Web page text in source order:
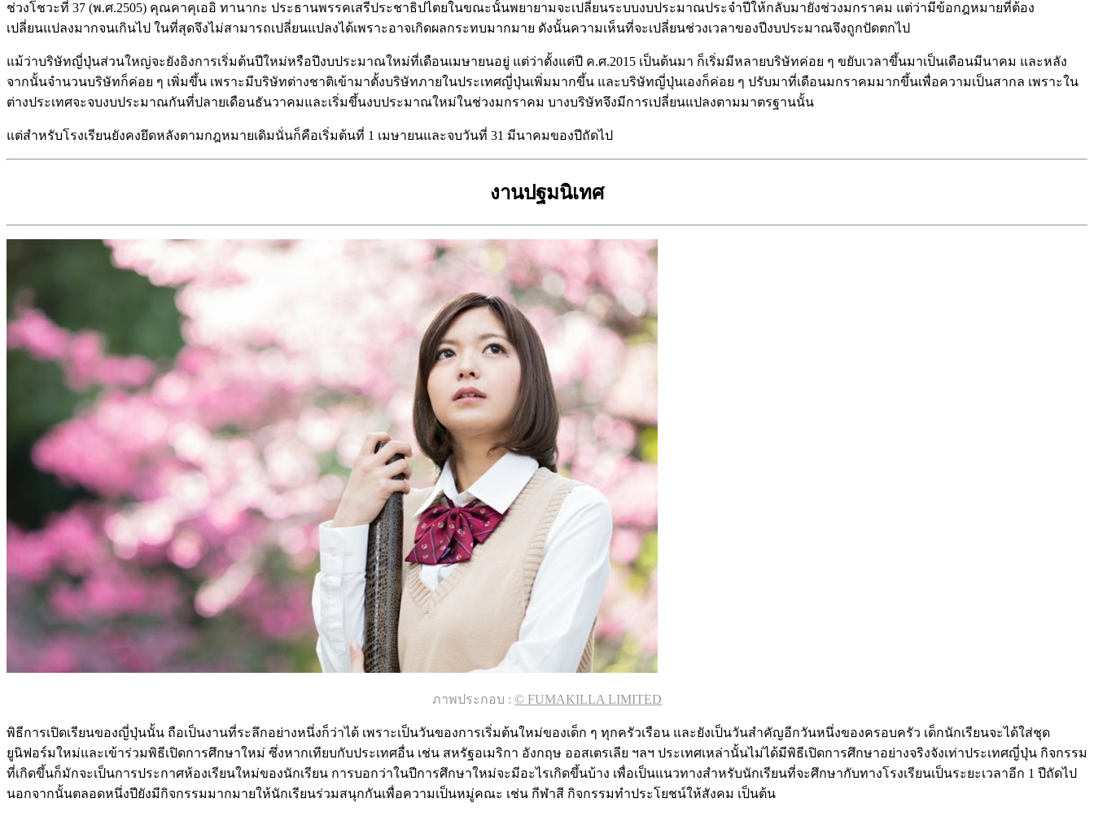
ช่วงโชวะที่ 37 (พ.ศ.2505) คุณคาคุเออิ ทานากะ ประธานพรรคเสรีประชาธิปไตยในขณะนั้นพยายามจะเปลี่ยนระบบงบประมาณประจำปีให้กลับมายังช่วงมกราคม แต่ว่ามีข้อกฎหมายที่ต้อง
เปลี่ยนแปลงมากจนเกินไป ในที่สุดจึงไม่สามารถเปลี่ยนแปลงได้เพราะอาจเกิดผลกระทบมากมาย ดังนั้นความเห็นที่จะเปลี่ยนช่วงเวลาของปีงบประมาณจึงถูกปัดตกไป
แม้ว่าบริษัทญี่ปุ่นส่วนใหญ่จะยังอิงการเริ่มต้นปีใหม่หรือปีงบประมาณใหม่ที่เดือนเมษายนอยู่ แต่ว่าตั้งแต่ปี ค.ศ.2015 เป็นต้นมา ก็เริ่มมีหลายบริษัทค่อย ๆ ขยับเวลาขึ้นมาเป็นเดือนมีนาคม และหลัง
จากนั้นจำนวนบริษัทก็ค่อย ๆ เพิ่มขึ้น เพราะมีบริษัทต่างชาติเข้ามาตั้งบริษัทภายในประเทศญี่ปุ่นเพิ่มมากขึ้น และบริษัทญี่ปุ่นเองก็ค่อย ๆ ปรับมาที่เดือนมกราคมมากขึ้นเพื่อความเป็นสากล เพราะใน
ต่างประเทศจะจบงบประมาณกันที่ปลายเดือนธันวาคมและเริ่มขึ้นงบประมาณใหม่ในช่วงมกราคม บางบริษัทจึงมีการเปลี่ยนแปลงตามมาตรฐานนั้น
แต่สำหรับโรงเรียนยังคงยึดหลังตามกฎหมายเดิมนั่นก็คือเริ่มต้นที่ 1 เมษายนและจบวันที่ 31 มีนาคมของปีถัดไป
งานปฐมนิเทศ
ภาพประกอบ : © FUMAKILLA LIMITED
พิธีการเปิดเรียนของญี่ปุ่นนั้น ถือเป็นงานที่ระลึกอย่างหนึ่งก็ว่าได้ เพราะเป็นวันของการเริ่มต้นใหม่ของเด็ก ๆ ทุกครัวเรือน และยังเป็นวันสำคัญอีกวันหนึ่งของครอบครัว เด็กนักเรียนจะได้ใส่ชุด
ยูนิฟอร์มใหม่และเข้าร่วมพิธีเปิดการศึกษาใหม่ ซึ่งหากเทียบกับประเทศอื่น เช่น สหรัฐอเมริกา อังกฤษ ออสเตรเลีย ฯลฯ ประเทศเหล่านั้นไม่ได้มีพิธีเปิดการศึกษาอย่างจริงจังเท่าประเทศญี่ปุ่น กิจกรรม
ที่เกิดขึ้นก็มักจะเป็นการประกาศห้องเรียนใหม่ของนักเรียน การบอกว่าในปีการศึกษาใหม่จะมีอะไรเกิดขึ้นบ้าง เพื่อเป็นแนวทางสำหรับนักเรียนที่จะศึกษากับทางโรงเรียนเป็นระยะเวลาอีก 1 ปีถัดไป
นอกจากนั้นตลอดหนึ่งปียังมีกิจกรรมมากมายให้นักเรียนร่วมสนุกกันเพื่อความเป็นหมู่คณะ เช่น กีฬาสี กิจกรรมทำประโยชน์ให้สังคม เป็นต้น